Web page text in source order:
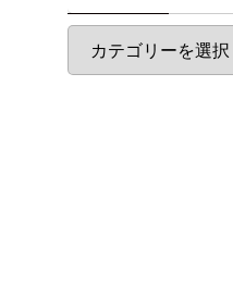
覧
記
カ